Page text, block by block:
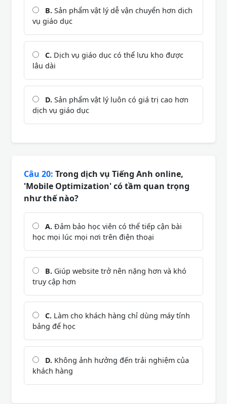
B. Sản phẩm vật lý dễ vận chuyển hơn dịch
vụ giáo dục
C. Dịch vụ giáo dục có thể lưu kho được
lâu dài
D. Sản phẩm vật lý luôn có giá trị cao hơn
dịch vụ giáo dục
Câu 20: Trong dịch vụ Tiếng Anh online,
'Mobile Optimization' có tầm quan trọng
như thế nào?
A. Đảm bảo học viên có thể tiếp cận bài
học mọi lúc mọi nơi trên điện thoại
B. Giúp website trở nên nặng hơn và khó
truy cập hơn
C. Làm cho khách hàng chỉ dùng máy tính
bảng để học
D. Không ảnh hưởng đến trải nghiệm của
khách hàng